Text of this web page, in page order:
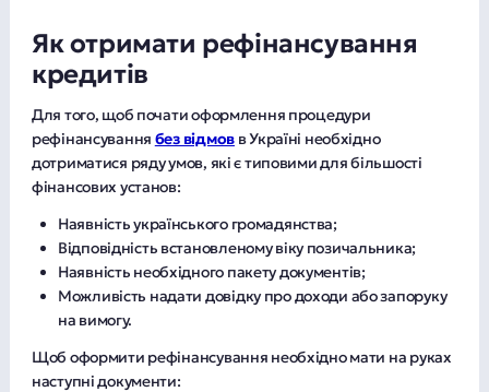
Як отримати рефінансування
кредитів
Для того, щоб почати оформлення процедури
рефінансування без відмовв Україні необхідно
дотриматися ряду умов, які є типовими для більшості
фінансових установ:
Наявність українського громадянства;
Відповідність встановленому віку позичальника;
Наявність необхідного пакету документів;
Можливість надати довідку про доходи або запоруку
на вимогу.
Щоб оформити рефінансування необхідно мати на руках
наступні документи: